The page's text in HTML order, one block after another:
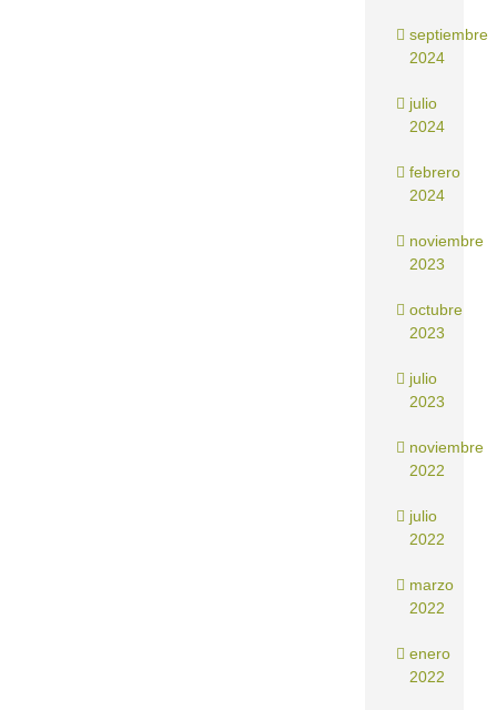
septiembre
2024
julio
2024
febrero
2024
noviembre
2023
octubre
2023
julio
2023
noviembre
2022
julio
2022
marzo
2022
enero
2022